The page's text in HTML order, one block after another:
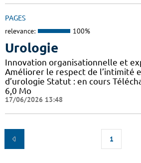
PAGES
relevance: 100%
Urologie
Innovation organisationnelle et
Améliorer le respect de l’intimité
d’urologie Statut : en cours
6,0 Mo
17/06/2026 13:48
1